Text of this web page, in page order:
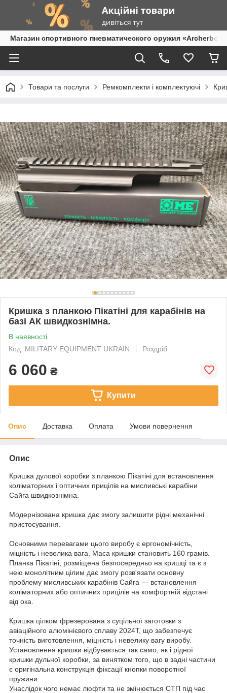
Магазин спортивного пневматического оружия
Товари та послуги Ремкомплекти і комплектуючі
Кришка з планкою Пікатіні для карабінів на
базі АК швидкознімна.
В наявності
Код: MILITARY EQUIPMENT UKRAIN
Роздріб
6 060 ₴
Купити
Опис Доставка Оплата Умови повернення
Опис
Кришка дулової коробки з планкою Пікатіні для встановлення
коліматорних і оптичних прицілів на мисливські карабіни
Сайга швидкознімна.
Модернізована кришка дає змогу залишити рідні механічні
пристосування.
Основними перевагами цього виробу є ергономічність,
міцність і невелика вага. Маса кришки становить 160 грамів.
Планка Пікатіні, розміщена безпосередньо на кришці та є з
нею монолітним цілим дає змогу розв'язати основну
проблему мисливських карабінів Сайга — встановлення
коліматорних або оптичних прицілів на комфортній відстані
від ока.
Кришка цілком фрезерована з суцільної заготовки з
авіаційного алюмінієвого сплаву 2024T, що забезпечує
точність виготовлення, міцність і невелику вагу виробу.
Установлення кришки відбувається так само, як і рідної
кришки дульної коробки, за винятком того, що в задні частини
є оригінальна конструкція фіксації кнопки поворотної
пружини.
Унаслідок чого немає люфти та не змінюється СТП під час